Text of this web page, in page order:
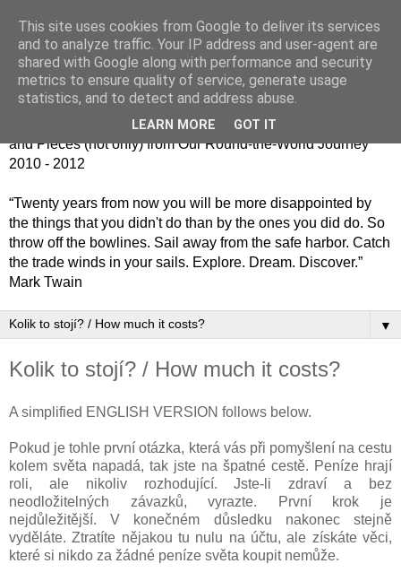
Jiný kafe - cesta kolem
světa jinak
Střípky (nejen) z naší cesty kolem světa 2010 - 2012 / Bits
and Pieces (not only) from Our Round-the-World Journey
2010 - 2012
“Twenty years from now you will be more disappointed by
the things that you didn't do than by the ones you did do. So
throw off the bowlines. Sail away from the safe harbor. Catch
the trade winds in your sails. Explore. Dream. Discover.”
Mark Twain
▼
Kolik to stojí? / How much it costs?
A simplified ENGLISH VERSION follows below.
Pokud je tohle první otázka, která vás při pomyšlení na cestu
kolem světa napadá, tak jste na špatné cestě. Peníze hrají
roli, ale nikoliv rozhodující. Jste-li zdraví a bez
neodložitelných závazků, vyrazte. První krok je
nejdůležitější. V konečném důsledku nakonec stejně
vyděláte. Ztratíte nějakou tu nulu na účtu, ale získáte věci,
které si nikdo za žádné peníze světa koupit nemůže.
This site uses cookies from Google to deliver its services
and to analyze traffic. Your IP address and user-agent are
shared with Google along with performance and security
metrics to ensure quality of service, generate usage
statistics, and to detect and address abuse.
LEARN MORE GOT IT